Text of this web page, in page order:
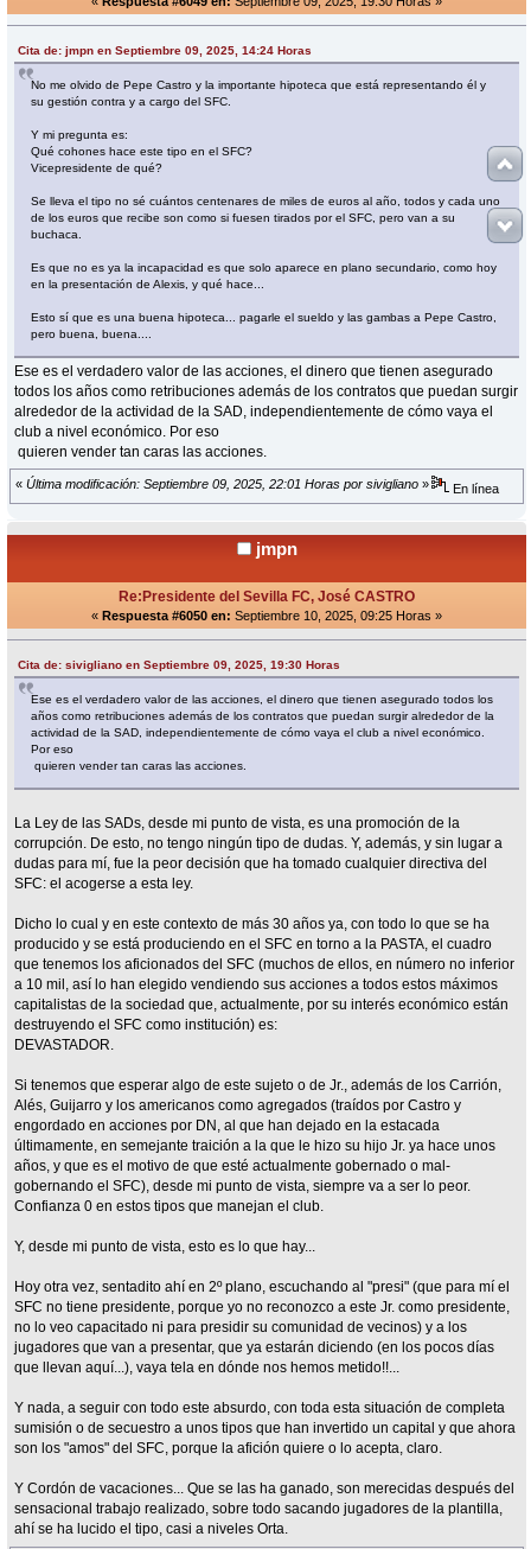
Cita de: jmpn en Septiembre 09, 2025, 14:24 Horas
No me olvido de Pepe Castro y la importante hipoteca que está representando él y
su gestión contra y a cargo del SFC.
Y mi pregunta es:
Qué cohones hace este tipo en el SFC?
Vicepresidente de qué?
Se lleva el tipo no sé cuántos centenares de miles de euros al año, todos y cada uno
de los euros que recibe son como si fuesen tirados por el SFC, pero van a su
buchaca.
Es que no es ya la incapacidad es que solo aparece en plano secundario, como hoy
en la presentación de Alexis, y qué hace...
Esto sí que es una buena hipoteca... pagarle el sueldo y las gambas a Pepe Castro,
pero buena, buena....
Ese es el verdadero valor de las acciones, el dinero que tienen asegurado
todos los años como retribuciones además de los contratos que puedan surgir
alrededor de la actividad de la SAD, independientemente de cómo vaya el
club a nivel económico. Por eso
quieren vender tan caras las acciones.
« Última modificación: Septiembre 09, 2025, 22:01 Horas por sivigliano » En línea
jmpn
Re:Presidente del Sevilla FC, José CASTRO
« Respuesta #6050 en: Septiembre 10, 2025, 09:25 Horas »
Cita de: sivigliano en Septiembre 09, 2025, 19:30 Horas
Ese es el verdadero valor de las acciones, el dinero que tienen asegurado todos los
años como retribuciones además de los contratos que puedan surgir alrededor de la
actividad de la SAD, independientemente de cómo vaya el club a nivel económico.
Por eso
quieren vender tan caras las acciones.
La Ley de las SADs, desde mi punto de vista, es una promoción de la
corrupción. De esto, no tengo ningún tipo de dudas. Y, además, y sin lugar a
dudas para mí, fue la peor decisión que ha tomado cualquier directiva del
SFC: el acogerse a esta ley.
Dicho lo cual y en este contexto de más 30 años ya, con todo lo que se ha
producido y se está produciendo en el SFC en torno a la PASTA, el cuadro
que tenemos los aficionados del SFC (muchos de ellos, en número no inferior
a 10 mil, así lo han elegido vendiendo sus acciones a todos estos máximos
capitalistas de la sociedad que, actualmente, por su interés económico están
destruyendo el SFC como institución) es:
DEVASTADOR.
Si tenemos que esperar algo de este sujeto o de Jr., además de los Carrión,
Alés, Guijarro y los americanos como agregados (traídos por Castro y
engordado en acciones por DN, al que han dejado en la estacada
últimamente, en semejante traición a la que le hizo su hijo Jr. ya hace unos
años, y que es el motivo de que esté actualmente gobernado o mal-
gobernando el SFC), desde mi punto de vista, siempre va a ser lo peor.
Confianza 0 en estos tipos que manejan el club.
Y, desde mi punto de vista, esto es lo que hay...
Hoy otra vez, sentadito ahí en 2º plano, escuchando al "presi" (que para mí el
SFC no tiene presidente, porque yo no reconozco a este Jr. como presidente,
no lo veo capacitado ni para presidir su comunidad de vecinos) y a los
jugadores que van a presentar, que ya estarán diciendo (en los pocos días
que llevan aquí...), vaya tela en dónde nos hemos metido!!...
Y nada, a seguir con todo este absurdo, con toda esta situación de completa
sumisión o de secuestro a unos tipos que han invertido un capital y que ahora
son los "amos" del SFC, porque la afición quiere o lo acepta, claro.
Y Cordón de vacaciones... Que se las ha ganado, son merecidas después del
sensacional trabajo realizado, sobre todo sacando jugadores de la plantilla,
ahí se ha lucido el tipo, casi a niveles Orta.